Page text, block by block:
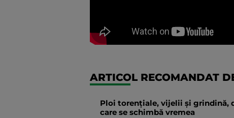
ARTICOL RECOMANDAT
Ploi torențiale, vijelii și grindină,
care se schimbă vremea